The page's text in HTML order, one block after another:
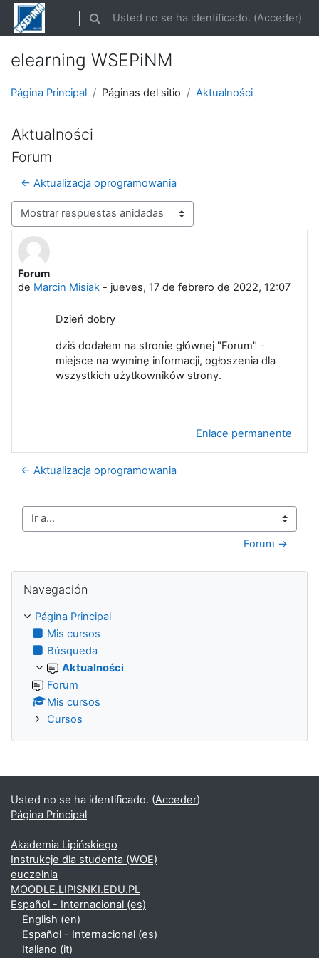
Salta al contenido principal
Selector de búsqueda de entrada
Usted no se ha identificado. (Acceder)
elearning WSEPiNM
Página Principal Páginas del sitio Aktualności
Aktualności
Forum
← Aktualizacja oprogramowania
Mostrar modo
Forum
de Marcin Misiak - jueves, 17 de febrero de 2022, 12:07
Número de respuestas: 0
Dzień dobry
dziś dodałem na stronie głównej "Forum" -
miejsce na wyminę informacji, ogłoszenia dla
wszystkich użytkowników strony.
Enlace permanente
← Aktualizacja oprogramowania
Ir a...
Forum →
Navegación
Página Principal
Mis cursos
Búsqueda
Aktualności
Forum
Mis cursos
Cursos
Usted no se ha identificado. (Acceder)
Página Principal
Akademia Lipińskiego
Instrukcje dla studenta (WOE)
euczelnia
MOODLE.LIPISNKI.EDU.PL
Español - Internacional ‎(es)‎
English ‎(en)‎
Español - Internacional ‎(es)‎
Italiano ‎(it)‎